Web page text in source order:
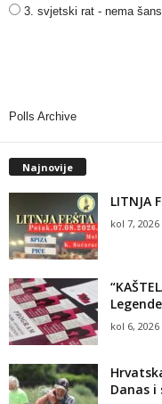
3. svjetski rat - nema
Polls Archive
Najnovije
LITNJA
kol 7, 2026
kol 6, 2026
Danas